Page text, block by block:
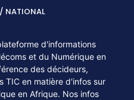
NATIONAL
d'informations
et du Numérique en
des décideurs,
TIC en matière d'infos sur
en Afrique. Nos infos